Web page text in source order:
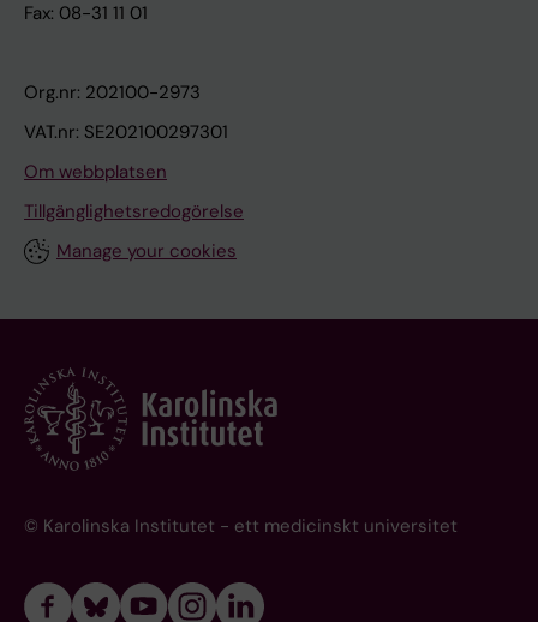
Fax: 08-31 11 01
Org.nr: 202100-2973
VAT.nr: SE202100297301
Om webbplatsen
Tillgänglighetsredogörelse
Manage your cookies
© Karolinska Institutet - ett medicinskt universitet